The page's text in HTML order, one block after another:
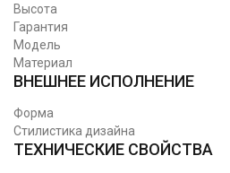
Высота
Гарантия
Модель
Материал
ВНЕШНЕЕ ИСПОЛНЕНИЕ
Форма
Стилистика дизайна
ТЕХНИЧЕСКИЕ СВОЙСТВА